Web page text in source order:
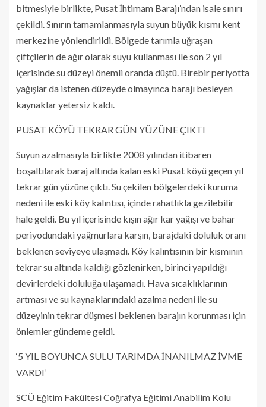
bitmesiyle birlikte, Pusat İhtimam Barajı’ndan isale sınırı
çekildi. Sınırın tamamlanmasıyla suyun büyük kısmı kent
merkezine yönlendirildi. Bölgede tarımla uğraşan
çiftçilerin de ağır olarak suyu kullanması ile son 2 yıl
içerisinde su düzeyi önemli oranda düştü. Birebir periyotta
yağışlar da istenen düzeyde olmayınca barajı besleyen
kaynaklar yetersiz kaldı.
PUSAT KÖYÜ TEKRAR GÜN YÜZÜNE ÇIKTI
Suyun azalmasıyla birlikte 2008 yılından itibaren
boşaltılarak baraj altında kalan eski Pusat köyü geçen yıl
tekrar gün yüzüne çıktı. Su çekilen bölgelerdeki kuruma
nedeni ile eski köy kalıntısı, içinde rahatlıkla gezilebilir
hale geldi. Bu yıl içerisinde kışın ağır kar yağışı ve bahar
periyodundaki yağmurlara karşın, barajdaki doluluk oranı
beklenen seviyeye ulaşmadı. Köy kalıntısının bir kısmının
tekrar su altında kaldığı gözlenirken, birinci yapıldığı
devirlerdeki doluluğa ulaşamadı. Hava sıcaklıklarının
artması ve su kaynaklarındaki azalma nedeni ile su
düzeyinin tekrar düşmesi beklenen barajın korunması için
önlemler gündeme geldi.
‘5 YIL BOYUNCA SULU TARIMDA İNANILMAZ İVME
VARDI’
SCÜ Eğitim Fakültesi Coğrafya Eğitimi Anabilim Kolu